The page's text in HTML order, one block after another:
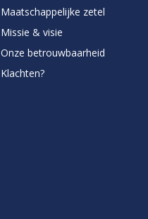
Maatschappelijke zetel
Missie & visie
Onze betrouwbaarheid
Klachten?